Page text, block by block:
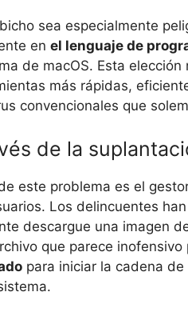
sea especialmente
en el lenguaje de
de macOS. Esta
más rápidas,
convencionales que
de la
este problema es el
Los delincuentes
descargue una imagen
que parece
para iniciar la cadena